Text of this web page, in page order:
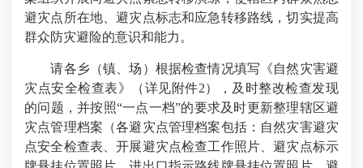
避灾点所在地、避灾点标志和应急转移路线，切实提高
群众防灾避险的意识和能力。
请各乡（镇、场）根据检查情况填写《自然灾害避
灾点安全检查表》（详见附件2），及时整改检查发现
的问题，并按照“一点一档”的要求及时更新整理辖区避
灾点管理档案（各避灾点管理档案包括：自然灾害避灾
点安全检查表、开展避灾点检查工作照片、避灾点标示